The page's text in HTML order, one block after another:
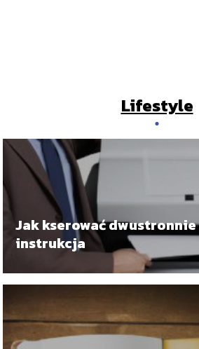
Lifestyle
Jak kserować
instrukcja